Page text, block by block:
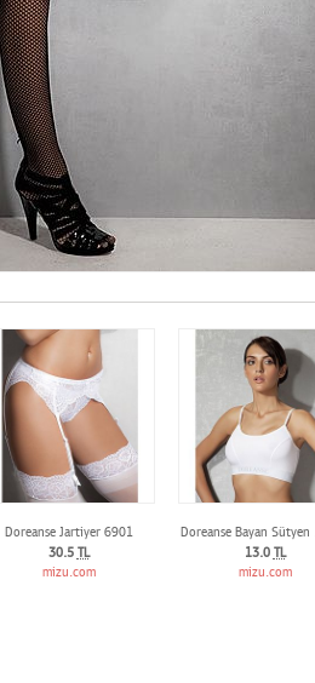
Doreanse Jartiyer 6901
30.5 TL
mizu.com
Doreanse Bayan
13.0 TL
mizu.com